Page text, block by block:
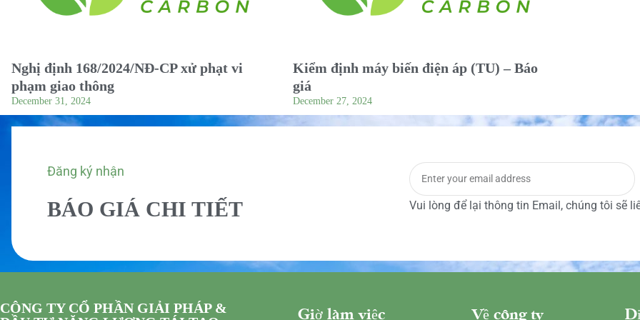
Nghị định 168/2024/NĐ-CP xử phạt vi
phạm giao thông
December 31, 2024
Kiểm định máy biến điện áp (TU) – Báo
giá
December 27, 2024
Đăng ký nhận
BÁO GIÁ CHI TIẾT Vui lòng để lại thông tin Email, chúng tôi sẽ
CÔNG TY CỔ PHẦN GIẢI PHÁP &
Giờ làm việc Về công ty